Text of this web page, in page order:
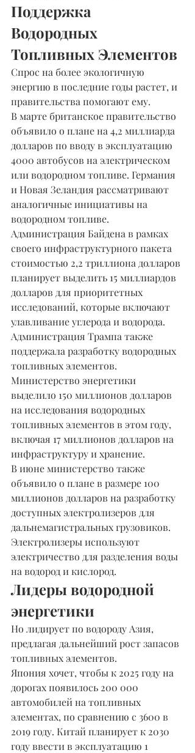
Поддержка
Водородных
Топливных Элементов
Спрос на более экологичную
энергию в последние годы растет, и
правительства помогают ему.
В марте британское правительство
объявило о плане на 4,2 миллиарда
долларов по вводу в эксплуатацию
4000 автобусов на электрическом
или водородном топливе. Германия
и Новая Зеландия рассматривают
аналогичные инициативы на
водородном топливе.
Администрация Байдена в рамках
своего инфраструктурного пакета
стоимостью 2,2 триллиона долларов
планирует выделить 15 миллиардов
долларов для приоритетных
исследований, которые включают
улавливание углерода и водорода.
Администрация Трампа также
поддержала разработку водородных
топливных элементов.
Министерство энергетики
выделило 150 миллионов долларов
на исследования водородных
топливных элементов в этом году,
включая 17 миллионов долларов на
инфраструктуру и хранение.
В июне министерство также
объявило о плане в размере 100
миллионов долларов на разработку
доступных электролизеров для
дальнемагистральных грузовиков.
Электролизеры используют
электричество для разделения воды
на водород и кислород.
Лидеры водородной
энергетики
Но лидирует по водороду Азия,
предлагая дальнейший рост запасов
топливных элементов.
Япония хочет, чтобы к 2025 году на
дорогах появилось 200 000
автомобилей на топливных
элементах, по сравнению с 3600 в
2019 году. Китай планирует к 2030
году ввести в эксплуатацию 1